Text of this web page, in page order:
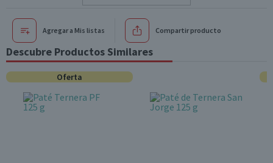
Agregar a Mis listas Compartir producto
Descubre Productos Similares
Oferta